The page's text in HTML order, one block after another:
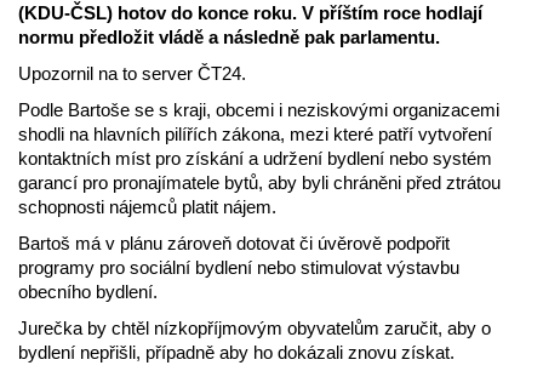
(KDU-ČSL) hotov do konce roku. V příštím roce hodlají
normu předložit vládě a následně pak parlamentu.
Upozornil na to server ČT24.
Podle Bartoše se s kraji, obcemi i neziskovými organizacemi
shodli na hlavních pilířích zákona, mezi které patří vytvoření
kontaktních míst pro získání a udržení bydlení nebo systém
garancí pro pronajímatele bytů, aby byli chráněni před ztrátou
schopnosti nájemců platit nájem.
Bartoš má v plánu zároveň dotovat či úvěrově podpořit
programy pro sociální bydlení nebo stimulovat výstavbu
obecního bydlení.
Jurečka by chtěl nízkopříjmovým obyvatelům zaručit, aby o
bydlení nepřišli, případně aby ho dokázali znovu získat.